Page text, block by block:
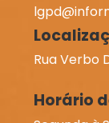
Rua Verbo
Horário